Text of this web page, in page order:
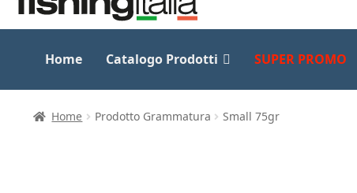
Home Catalogo Prodotti SUPER PROMO
Home Prodotto Grammatura Small 75gr